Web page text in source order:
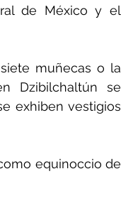
de México y el
muñecas o la
Dzibilchaltún se
exhiben vestigios
equinoccio de